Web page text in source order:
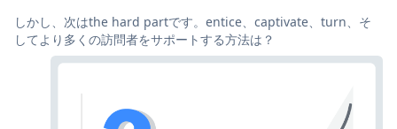
しかし、次はthe hard partです。entice、captivate、turn、そ
してより多くの訪問者をサポートする方法は？